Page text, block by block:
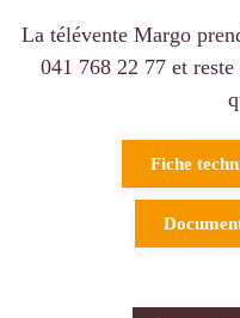
La télévente Margo
041 768 22 77 et
Fiche